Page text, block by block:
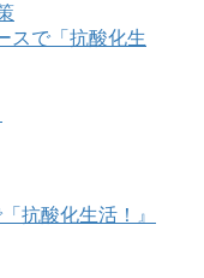
スで「抗酸化生
抗酸化生活！』